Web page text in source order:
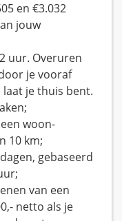
en €3.032
jouw
uur. Overuren
je vooraf
je thuis bent.
woon-
10 km;
gebaseerd
van een
netto als je